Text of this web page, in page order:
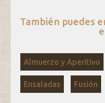
También puedes
Almuerzo y Aperitivo
Ensaladas Fusión